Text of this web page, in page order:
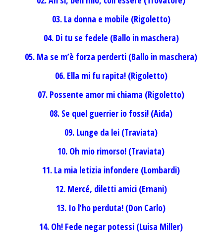
03. La donna e mobile (Rigoletto)
04. Di tu se fedele (Ballo in maschera)
05. Ma se m’è forza perderti (Ballo in maschera)
06. Ella mi fu rapita! (Rigoletto)
07. Possente amor mi chiama (Rigoletto)
08. Se quel guerrier io fossi! (Aida)
09. Lunge da lei (Traviata)
10. Oh mio rimorso! (Traviata)
11. La mia letizia infondere (Lombardi)
12. Mercé, diletti amici (Ernani)
13. Io l’ho perduta! (Don Carlo)
14. Oh! Fede negar potessi (Luisa Miller)